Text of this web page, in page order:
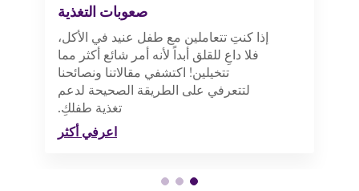
صعوبات التغذية
إذا كنتِ تتعاملين مع طفل عنيد في الأكل،
فلا داعِ للقلق أبداً لأنه أمر شائع أكثر مما
تتخيلين! اكتشفي مقالاتنا ونصائحنا
لتتعرفي على الطريقة الصحيحة لدعم
تغذية طفلكِ.
اعرفي أكثر